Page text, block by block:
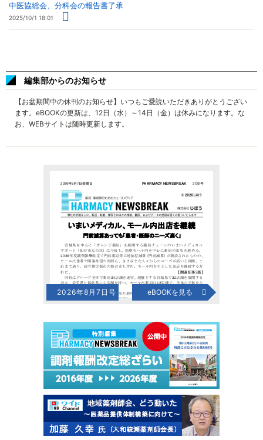
中医協総会、分科会の報告書了承
2025/10/1 18:01
編集部からのお知らせ
【お盆期間中の休刊のお知らせ】いつもご愛読いただきありがとうござい
ます。eBOOKの更新は、12日（水）～14日（金）は休みになります。な
お、WEBサイトは随時更新します。
2026年8月7日号 eBOOKを見る